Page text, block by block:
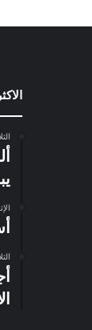
الثلاثاء 6
الإثنين 20
الثلاثاء 3